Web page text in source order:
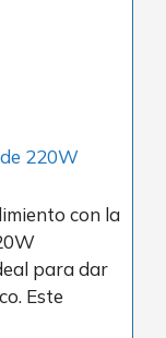
220W
con la
para dar
Este